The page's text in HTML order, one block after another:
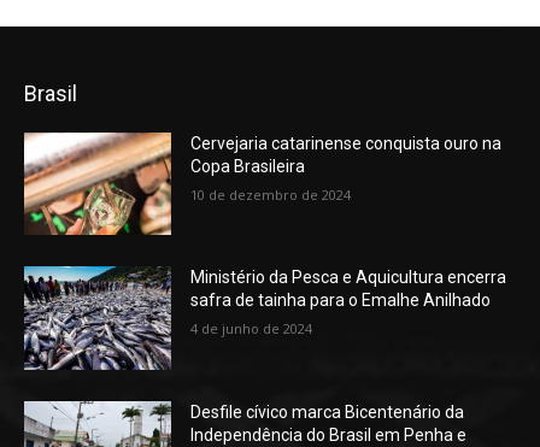
Brasil
Cervejaria catarinense conquista ouro na
Copa Brasileira
10 de dezembro de 2024
Ministério da Pesca e Aquicultura encerra
safra de tainha para o Emalhe Anilhado
4 de junho de 2024
Desfile cívico marca Bicentenário da
Independência do Brasil em Penha e